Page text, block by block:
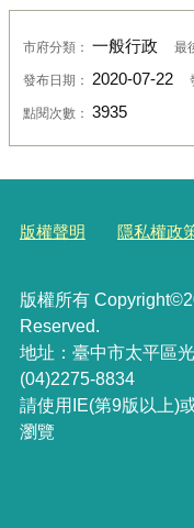
市府分類： 一般行政 最
發布日期： 2020-07-22
點閱次數： 3935
版權聲明 隱私權政
版權所有
Reserved.
地址：臺中市太平區
(04)2275-8834
請使用IE(第9版以上)
瀏覽